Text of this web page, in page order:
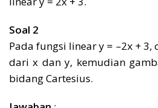
Soal 2
Pada fungsi linear y = –2x +
dari x dan y, kemudian
bidang Cartesius.